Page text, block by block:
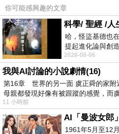
通運輸廳牽頭，省公安廳
配合，立即開展為期一個
輛、客運駕駛人專項排
長途車站不許發車從即日
公裡以上的跨省長途客運
運班線進行清理整頓，省
後一律不得發車，22時
高速。嚴格落實駕駛員
度，切實防止駕駛員疲勞
你可能感興趣的文章
科學/ 聖經 /人
哈，怪盜基德也
提起進化論與創
時間就有「 進化
2026-08-06
我與AI討論的小說劇情(16)
第16章 世界的另一面 虞正舜的家附
母親都發現好像有被跟蹤的感覺，而
11 小時前
1961年5月至12